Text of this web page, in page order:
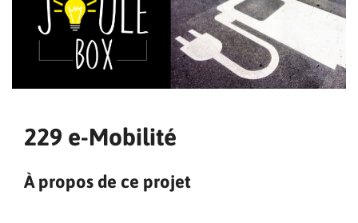
229 e-Mobilité
À propos de ce projet